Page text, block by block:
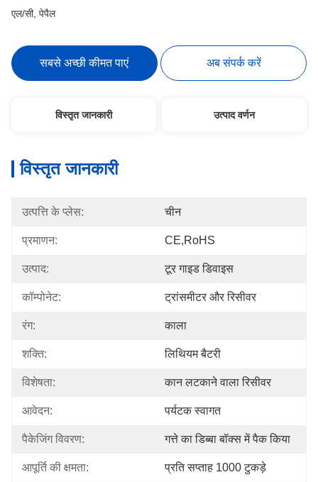
एल/सी, पेपैल
सबसे अच्छी कीमत पाएं अब संपर्क करें
विस्तृत जानकारी उत्पाद वर्णन
विस्तृत जानकारी
उत्पत्ति के प्लेस: चीन
प्रमाणन: CE,RoHS
उत्पाद: टूर गाइड डिवाइस
कॉम्पोनेट: ट्रांसमीटर और रिसीवर
रंग: काला
शक्ति: लिथियम बैटरी
विशेषता: कान लटकाने वाला रिसीवर
आवेदन: पर्यटक स्वागत
पैकेजिंग विवरण: गत्ते का डिब्बा बॉक्स में पैक किया
आपूर्ति की क्षमता: प्रति सप्ताह 1000 टुकड़े